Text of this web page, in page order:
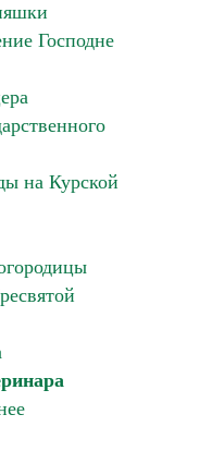
Господне
на Курской